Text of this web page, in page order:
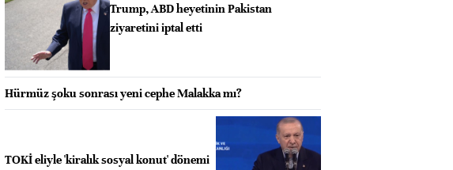
Trump, ABD heyetinin Pakistan
ziyaretini iptal etti
Hürmüz şoku sonrası yeni cephe Malakka mı?
TOKİ eliyle 'kiralık sosyal konut' dönemi